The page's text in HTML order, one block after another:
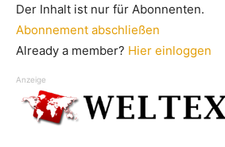
Der Inhalt ist nur für Abonnenten.
Abonnement abschließen
Already a member? Hier einloggen
Anzeige